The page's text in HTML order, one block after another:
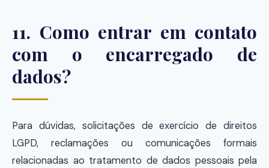
11. Como entrar em contato
com o encarregado de
dados?
Para dúvidas, solicitações de exercício de direitos
LGPD, reclamações ou comunicações formais
relacionadas ao tratamento de dados pessoais pela